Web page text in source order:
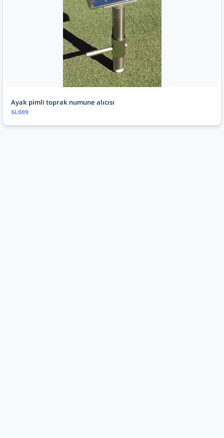
Ayak pimli toprak numune alıcısı
SL009